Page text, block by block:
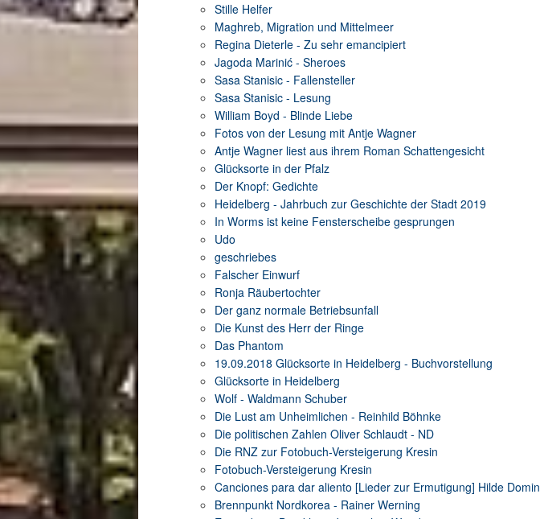
Stille Helfer
Maghreb, Migration und Mittelmeer
Regina Dieterle - Zu sehr emancipiert
Jagoda Marinić - Sheroes
Sasa Stanisic - Fallensteller
Sasa Stanisic - Lesung
William Boyd - Blinde Liebe
Fotos von der Lesung mit Antje Wagner
Antje Wagner liest aus ihrem Roman Schattengesicht
Glücksorte in der Pfalz
Der Knopf: Gedichte
Heidelberg - Jahrbuch zur Geschichte der Stadt 2019
In Worms ist keine Fensterscheibe gesprungen
Udo
geschriebes
Falscher Einwurf
Ronja Räubertochter
Der ganz normale Betriebsunfall
Die Kunst des Herr der Ringe
Das Phantom
19.09.2018 Glücksorte in Heidelberg - Buchvorstellung
Glücksorte in Heidelberg
Wolf - Waldmann Schuber
Die Lust am Unheimlichen - Reinhild Böhnke
Die politischen Zahlen Oliver Schlaudt - ND
Die RNZ zur Fotobuch-Versteigerung Kresin
Fotobuch-Versteigerung Kresin
Canciones para dar aliento [Lieder zur Ermutigung] Hilde Domin
Brennpunkt Nordkorea - Rainer Werning